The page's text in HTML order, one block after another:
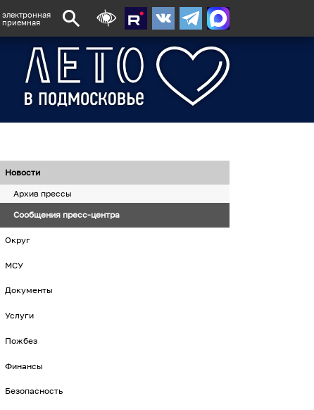
электронная
приемная
Новости
Архив прессы
Сообщения пресс-центра
Округ
МСУ
Документы
Услуги
Пожбез
Финансы
Безопасность